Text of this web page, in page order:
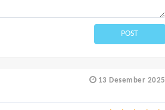
POST
13 Desember 2025